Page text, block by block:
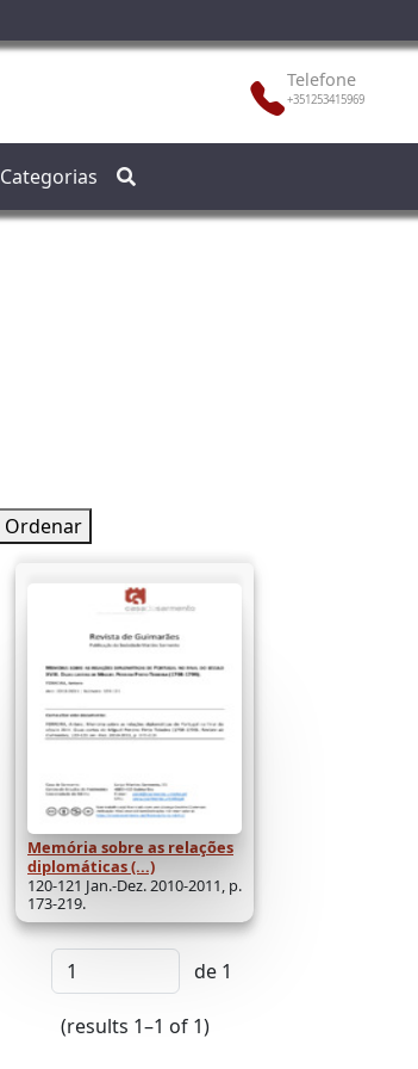
Telefone
+351253415969
Categorias
Ordenar
Memória sobre as relações
diplomáticas (...)
120-121 Jan.-Dez. 2010-2011, p.
173-219.
de 1
(results 1–1 of 1)